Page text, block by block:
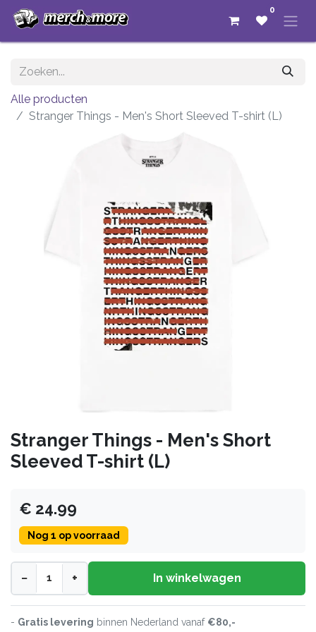
0
Alle producten
Stranger Things - Men's Short Sleeved T-shirt (L)
Stranger Things - Men's Short
Sleeved T-shirt (L)
€ 24.99
Nog 1 op voorraad
− + In winkelwagen
- Gratis levering binnen Nederland vanaf €80,-